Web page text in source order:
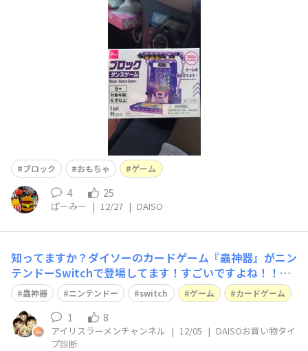
ブロック おもちゃ ゲーム
4 25
ぱーみー | 12/27 | DAISO
知ってますか？ダイソーのカードゲーム『蟲神器』がニン
テンドーSwitchで登場してます！すごいですよね！！！
蟲神器やったことがないって人でも買ってほしいなぁ。ク
リスマスプレゼントとかにも最適じゃない？？
蟲神器 ニンテンドー switch ゲーム カードゲーム
1 8
アイリスラーメンチャンネル | 12/05 | DAISOお買い物タイ
プ診断